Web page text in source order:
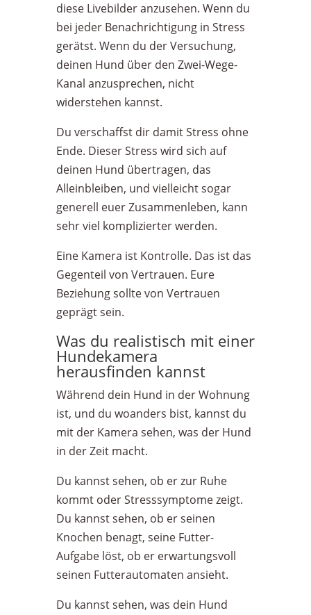
diese Livebilder anzusehen. Wenn du
bei jeder Benachrichtigung in Stress
gerätst. Wenn du der Versuchung,
deinen Hund über den Zwei-Wege-
Kanal anzusprechen, nicht
widerstehen kannst.
Du verschaffst dir damit Stress ohne
Ende. Dieser Stress wird sich auf
deinen Hund übertragen, das
Alleinbleiben, und vielleicht sogar
generell euer Zusammenleben, kann
sehr viel komplizierter werden.
Eine Kamera ist Kontrolle. Das ist das
Gegenteil von Vertrauen. Eure
Beziehung sollte von Vertrauen
geprägt sein.
Was du realistisch mit einer
Hundekamera
herausfinden kannst
Während dein Hund in der Wohnung
ist, und du woanders bist, kannst du
mit der Kamera sehen, was der Hund
in der Zeit macht.
Du kannst sehen, ob er zur Ruhe
kommt oder Stresssymptome zeigt.
Du kannst sehen, ob er seinen
Knochen benagt, seine Futter-
Aufgabe löst, ob er erwartungsvoll
seinen Futterautomaten ansieht.
Du kannst sehen, was dein Hund